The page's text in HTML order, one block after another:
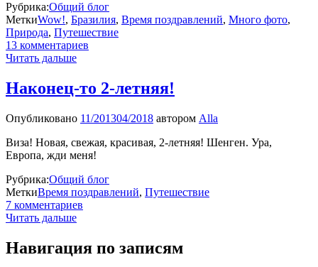
Рубрика:Общий блог
МеткиWow!, Бразилия, Время поздравлений, Много фото,
Природа, Путешествие
13 комментариев
Читать дальше
Наконец-то 2-летняя!
Опубликовано 11/201304/2018 автором Alla
Виза! Новая, свежая, красивая, 2-летняя! Шенген. Ура,
Европа, жди меня!
Рубрика:Общий блог
МеткиВремя поздравлений, Путешествие
7 комментариев
Читать дальше
Навигация по записям